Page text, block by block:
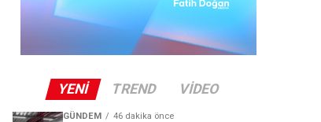
YENI TREND VIDEO
GÜNDEM 46 dakika önce